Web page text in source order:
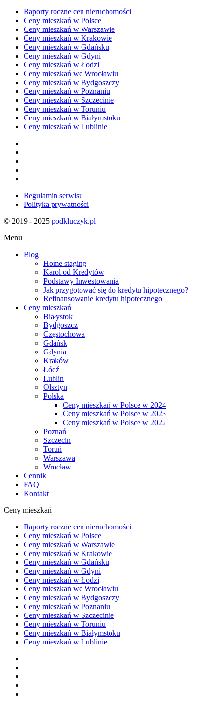
Raporty roczne cen nieruchomości
Ceny mieszkań w Polsce
Ceny mieszkań w Warszawie
Ceny mieszkań w Krakowie
Ceny mieszkań w Gdańsku
Ceny mieszkań w Gdyni
Ceny mieszkań w Łodzi
Ceny mieszkań we Wrocławiu
Ceny mieszkań w Bydgoszczy
Ceny mieszkań w Poznaniu
Ceny mieszkań w Szczecinie
Ceny mieszkań w Toruniu
Ceny mieszkań w Białymstoku
Ceny mieszkań w Lublinie
Regulamin serwisu
Polityka prywatności
© 2019 - 2025 podkluczyk.pl
Menu
Blog
Home staging
Karol od Kredytów
Podstawy Inwestowania
Jak przygotować się do kredytu hipotecznego?
Refinansowanie kredytu hipotecznego
Ceny mieszkań
Białystok
Bydgoszcz
Częstochowa
Gdańsk
Gdynia
Kraków
Łódź
Lublin
Olsztyn
Polska
Ceny mieszkań w Polsce w 2024
Ceny mieszkań w Polsce w 2023
Ceny mieszkań w Polsce w 2022
Poznań
Szczecin
Toruń
Warszawa
Wrocław
Cennik
FAQ
Kontakt
Ceny mieszkań
Raporty roczne cen nieruchomości
Ceny mieszkań w Polsce
Ceny mieszkań w Warszawie
Ceny mieszkań w Krakowie
Ceny mieszkań w Gdańsku
Ceny mieszkań w Gdyni
Ceny mieszkań w Łodzi
Ceny mieszkań we Wrocławiu
Ceny mieszkań w Bydgoszczy
Ceny mieszkań w Poznaniu
Ceny mieszkań w Szczecinie
Ceny mieszkań w Toruniu
Ceny mieszkań w Białymstoku
Ceny mieszkań w Lublinie